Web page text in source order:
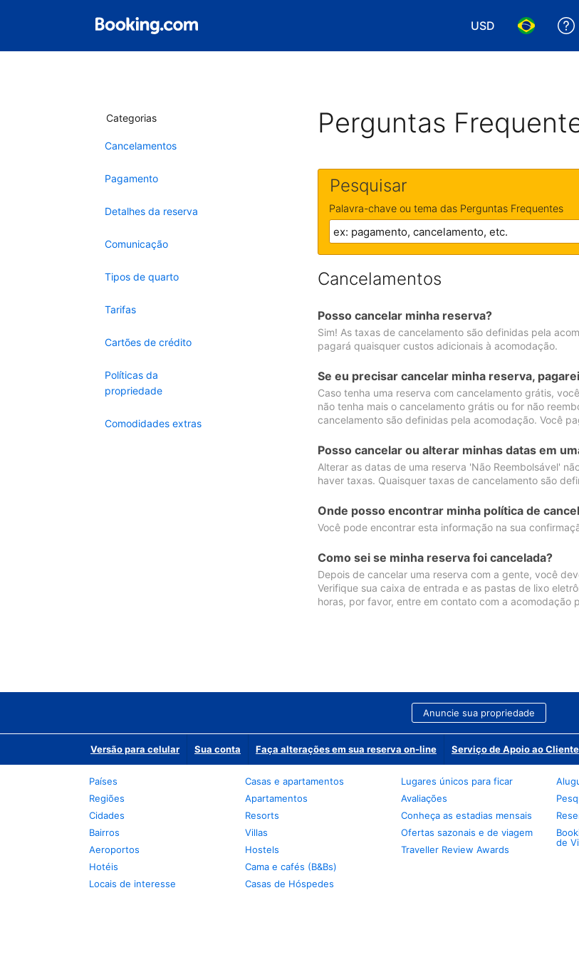
USD
Escolha suaEscolha
Categorias
Cancelamentos
Pagamento
Detalhes da reserva
Comunicação
Tipos de quarto
Tarifas
Cartões de crédito
Políticas da
propriedade
Comodidades extras
Perguntas
Pesquisar
Palavra-chave ou tema das Perguntas Frequentes
Cancelamentos
Posso cancelar minha reserva?
Sim! As taxas de cancelamento são definidas pela
pagará quaisquer custos adicionais à acomodação.
Se eu precisar cancelar minha reserva,
Caso tenha uma reserva com cancelamento grátis,
não tenha mais o cancelamento grátis ou for não
cancelamento são definidas pela acomodação. Você
Posso cancelar ou alterar minhas datas em
Alterar as datas de uma reserva 'Não Reembolsável'
haver taxas. Quaisquer taxas de cancelamento são
Onde posso encontrar minha política de
Você pode encontrar esta informação na sua
Como sei se minha reserva foi cancelada?
Depois de cancelar uma reserva com a gente, você
Verifique sua caixa de entrada e as pastas de lixo
horas, por favor, entre em contato com a acomodação
Anuncie sua propriedade
Versão para celular Sua conta Faça alterações em sua reserva on-line Serviço de Apoio ao Cliente
Países
Regiões
Cidades
Bairros
Aeroportos
Hotéis
Locais de interesse
Casas e apartamentos
Apartamentos
Resorts
Villas
Hostels
Cama e cafés (B&Bs)
Casas de Hóspedes
Lugares únicos para ficar
Avaliações
Conheça as estadias mensais
Ofertas sazonais e de viagem
Traveller Review Awards
de